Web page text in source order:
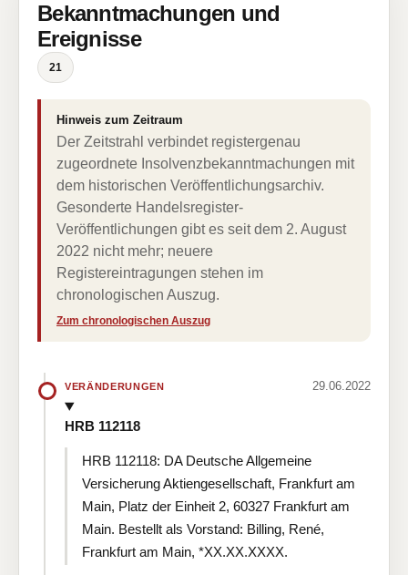
Bekanntmachungen und
Ereignisse
21
Hinweis zum Zeitraum
Der Zeitstrahl verbindet registergenau
zugeordnete Insolvenzbekanntmachungen mit
dem historischen Veröffentlichungsarchiv.
Gesonderte Handelsregister-
Veröffentlichungen gibt es seit dem 2. August
2022 nicht mehr; neuere
Registereintragungen stehen im
chronologischen Auszug.
Zum chronologischen Auszug
VERÄNDERUNGEN 29.06.2022
HRB 112118
HRB 112118: DA Deutsche Allgemeine
Versicherung Aktiengesellschaft, Frankfurt am
Main, Platz der Einheit 2, 60327 Frankfurt am
Main. Bestellt als Vorstand: Billing, René,
Frankfurt am Main, *XX.XX.XXXX.